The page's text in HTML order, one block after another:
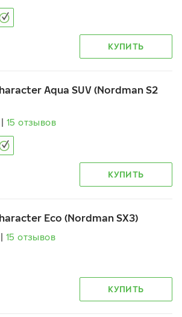
КУПИТЬ
Aqua SUV (Nordman S2
15 отзывов
КУПИТЬ
Eco (Nordman SX3)
15 отзывов
КУПИТЬ